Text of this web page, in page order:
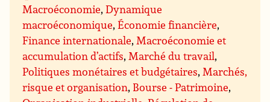
Macroéconomie,Dynamique
macroéconomique,Économie financière,
Finance internationale, Macroéconomie et
accumulation d’actifs, Marché du travail,
Politiques monétaires et budgétaires, Marchés,
risque et organisation, Bourse - Patrimoine,